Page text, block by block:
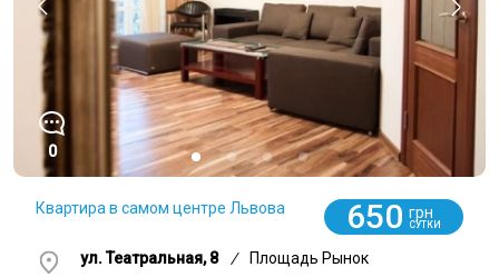
0
Квартира в самом центре Львова 650 грн
СУТКИ
ул. Театральная, 8 /
Площадь Рынок